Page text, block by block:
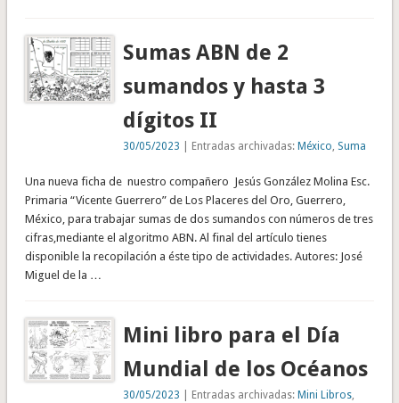
Sumas ABN de 2
sumandos y hasta 3
dígitos II
30/05/2023 | Entradas archivadas:México Suma
Una nueva ficha de nuestro compañero Jesús González Molina Esc.
Primaria “Vicente Guerrero” de Los Placeres del Oro, Guerrero,
México, para trabajar sumas de dos sumandos con números de tres
cifras,mediante el algoritmo ABN. Al final del artículo tienes
disponible la recopilación a éste tipo de actividades. Autores: José
Miguel de la …
Mini libro para el Día
Mundial de los Océanos
30/05/2023 | Entradas archivadas:Mini Libros